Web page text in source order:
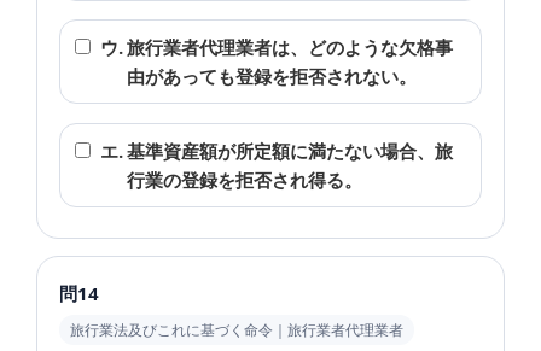
ウ.旅行業者代理業者は、どのような欠格事
由があっても登録を拒否されない。
エ.基準資産額が所定額に満たない場合、旅
行業の登録を拒否され得る。
問14
旅行業法及びこれに基づく命令｜旅行業者代理業者